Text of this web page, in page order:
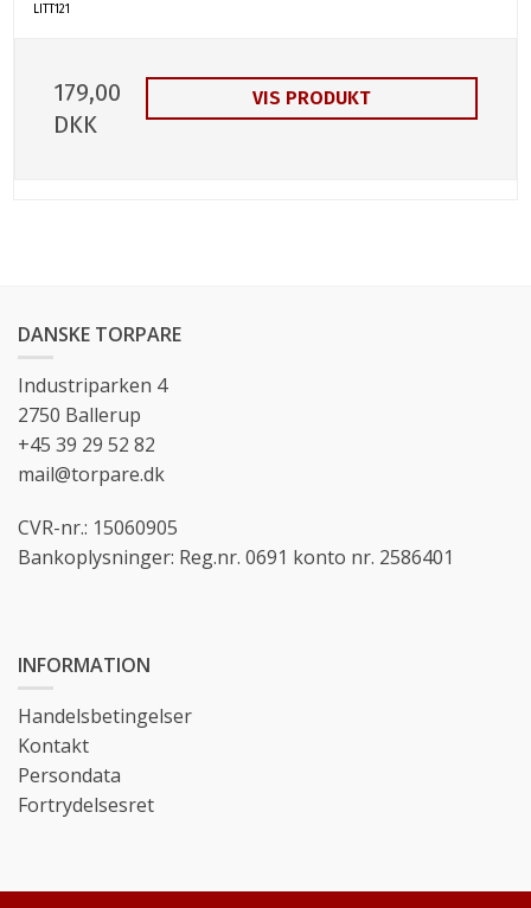
LITT121
179,00
DKK
VIS PRODUKT
DANSKE TORPARE
Industriparken 4
2750 Ballerup
+45 39 29 52 82
mail@torpare.dk
CVR-nr.: 15060905
Bankoplysninger: Reg.nr. 0691 konto nr. 2586401
INFORMATION
Handelsbetingelser
Kontakt
Persondata
Fortrydelsesret